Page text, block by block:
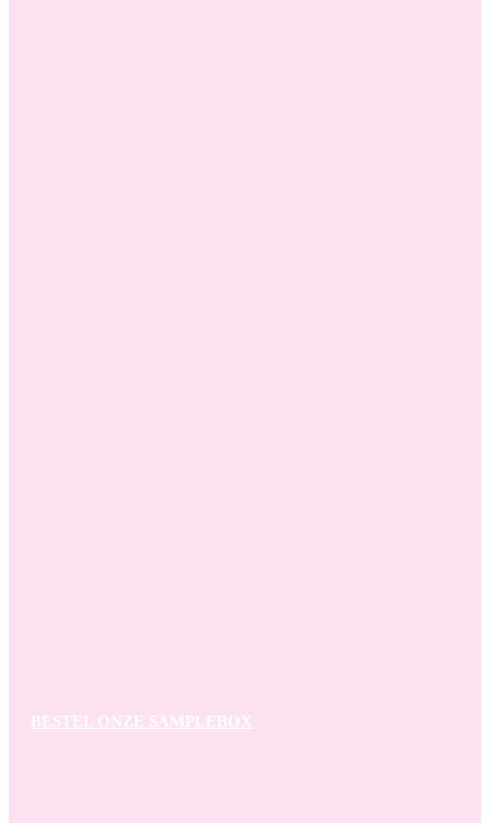
BESTEL ONZE SAMPLEBOX